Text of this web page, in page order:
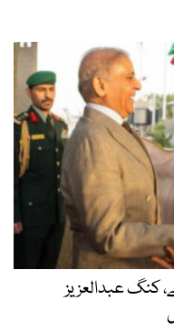
کنگ عبدالعزیز